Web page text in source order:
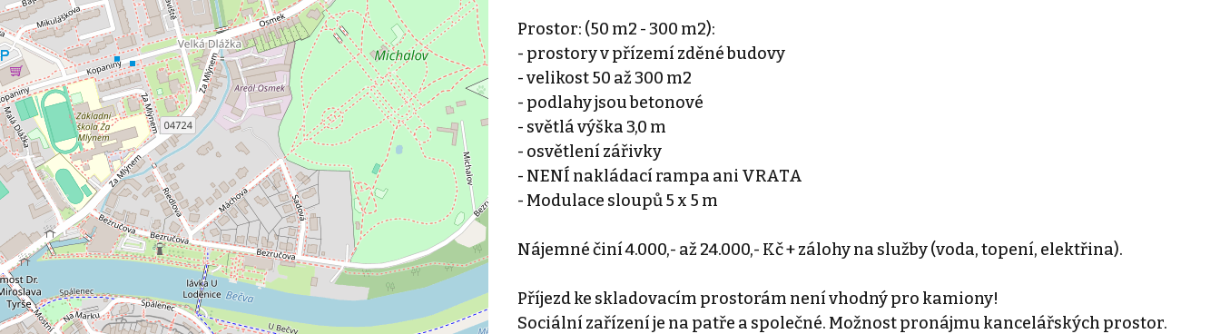
Prostor: (50 m2 - 300 m2):
- prostory v přízemí zděné budovy
- velikost 50 až 300 m2
- podlahy jsou betonové
- světlá výška 3,0 m
- osvětlení zářivky
- NENÍ nakládací rampa ani VRATA
- Modulace sloupů 5 x 5 m
Nájemné činí 4.000,- až 24.000,- Kč + zálohy na služby (voda, topení, elektřina).
Příjezd ke skladovacím prostorám není vhodný pro kamiony!
Sociální zařízení je na patře a společné. Možnost pronájmu kancelářských prostor.